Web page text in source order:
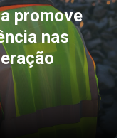
promove
nas